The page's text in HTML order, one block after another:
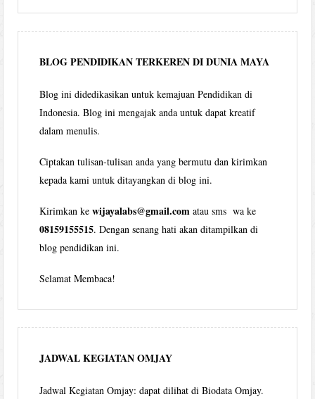
per
bulan
BLOG PENDIDIKAN TERKEREN DI DUNIA MAYA
Blog ini didedikasikan untuk kemajuan Pendidikan di
Indonesia. Blog ini mengajak anda untuk dapat kreatif
dalam menulis.
Ciptakan tulisan-tulisan anda yang bermutu dan kirimkan
kepada kami untuk ditayangkan di blog ini.
Kirimkan kewijayalabs@gmail.com atau sms wa ke
08159155515. Dengan senang hati akan ditampilkan di
blog pendidikan ini.
Selamat Membaca!
JADWAL KEGIATAN OMJAY
Jadwal Kegiatan Omjay: dapat dilihat di Biodata Omjay.